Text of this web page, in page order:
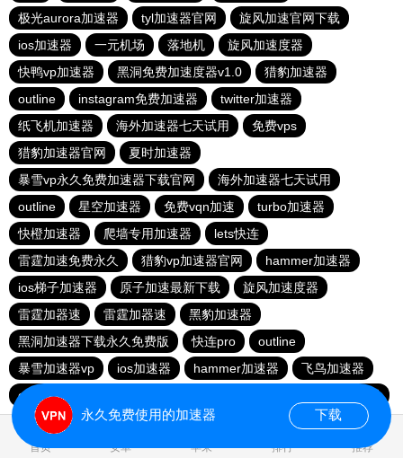
极光aurora加速器
tyl加速器官网
旋风加速官网下载
ios加速器
一元机场 落地机
旋风加速度器
快鸭vp加速器
黑洞免费加速度器v1.0
猎豹加速器
outline
instagram免费加速器
twitter加速器
纸飞机加速器
海外加速器七天试用
免费vps
猎豹加速器官网
夏时加速器
暴雪vp永久免费加速器下载官网
海外加速器七天试用
outline
星空加速器 免费vqn加速
turbo加速器
快橙加速器
爬墙专用加速器
lets快连
雷霆加速免费永久
猎豹vp加速器官网
hammer加速器
ios梯子加速器
原子加速最新下载
旋风加速度器
雷霆加器速
雷霆加器速
黑豹加速器
黑洞加速器下载永久免费版
快连pro
outline
暴雪加速器vp
ios加速器 hammer加速器
飞鸟加速器
outline
黑洞nvp加速器
首页 安卓 苹果 排行 推荐
永久免费使用的加速器 下载
0.016461s